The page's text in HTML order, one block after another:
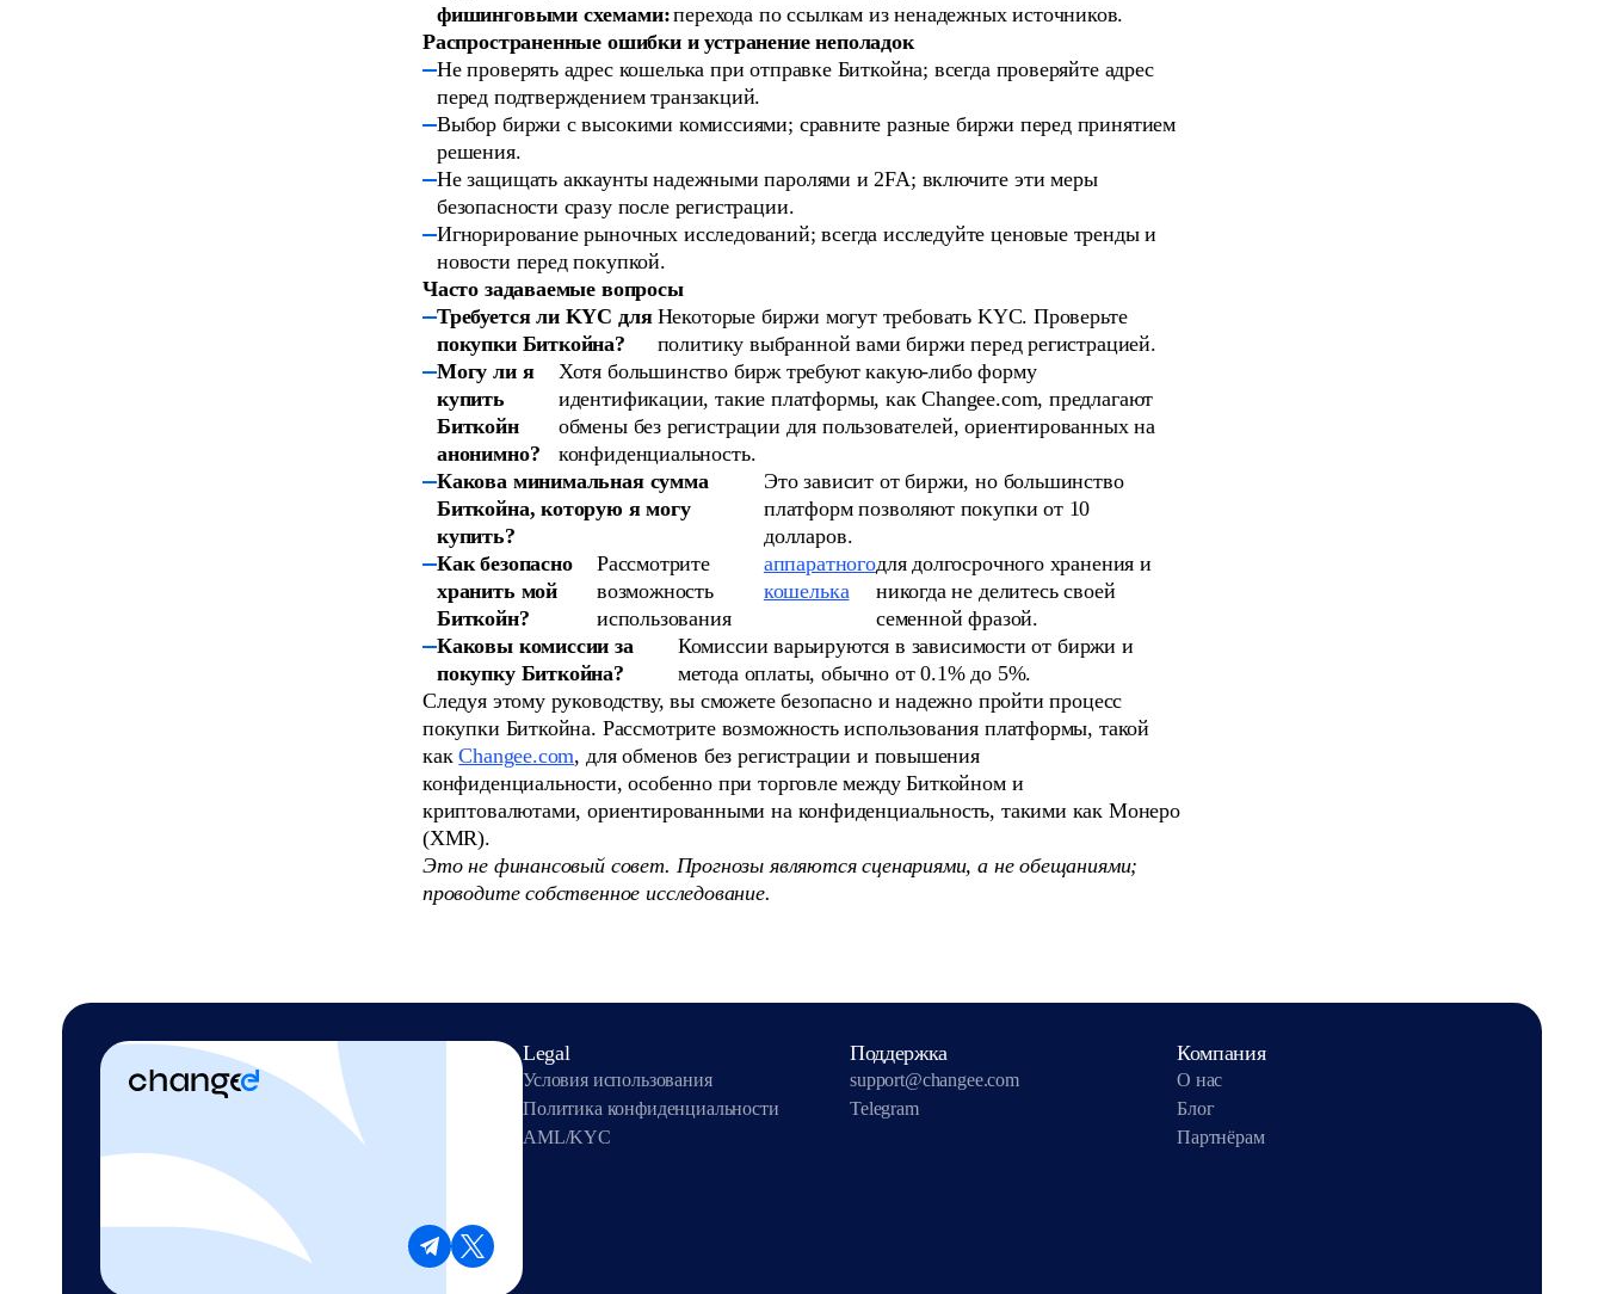
фишинговыми схемами:перехода по ссылкам из ненадежных источников.
Распространенные ошибки и устранение неполадок
Не проверять адрес кошелька при отправке Биткойна; всегда проверяйте адрес
перед подтверждением транзакций.
Выбор биржи с высокими комиссиями; сравните разные биржи перед принятием
решения.
Не защищать аккаунты надежными паролями и 2FA; включите эти меры
безопасности сразу после регистрации.
Игнорирование рыночных исследований; всегда исследуйте ценовые тренды и
новости перед покупкой.
Часто задаваемые вопросы
Требуется ли KYC для
покупки Биткойна?
Некоторые биржи могут требовать KYC. Проверьте
политику выбранной вами биржи перед регистрацией.
Могу ли я
купить
Биткойн
анонимно?
Хотя большинство бирж требуют какую-либо форму
идентификации, такие платформы, как Changee.com, предлагают
обмены без регистрации для пользователей, ориентированных на
конфиденциальность.
Какова минимальная сумма
Биткойна, которую я могу
купить?
Это зависит от биржи, но большинство
платформ позволяют покупки от 10
долларов.
Как безопасно
хранить мой
Биткойн?
Рассмотрите
возможность
использования
аппаратного
кошелька
для долгосрочного хранения и
никогда не делитесь своей
семенной фразой.
Каковы комиссии за
покупку Биткойна?
Комиссии варьируются в зависимости от биржи и
метода оплаты, обычно от 0.1% до 5%.
Следуя этому руководству, вы сможете безопасно и надежно пройти процесс
покупки Биткойна. Рассмотрите возможность использования платформы, такой
какChangee.com, для обменов без регистрации и повышения
конфиденциальности, особенно при торговле между Биткойном и
криптовалютами, ориентированными на конфиденциальность, такими как Монеро
(XMR).
Это не финансовый совет. Прогнозы являются сценариями, а не обещаниями;
проводите собственное исследование.
Legal
Условия использования
Политика конфиденциальности
AML/KYC
Поддержка
support@changee.com
Telegram
Компания
О нас
Блог
Партнёрам